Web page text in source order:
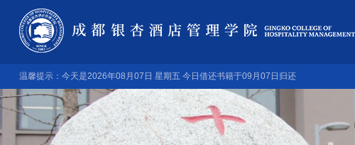
温馨提示：今天是2026年08月07日 星期五 今日借还书籍于09月07日归还